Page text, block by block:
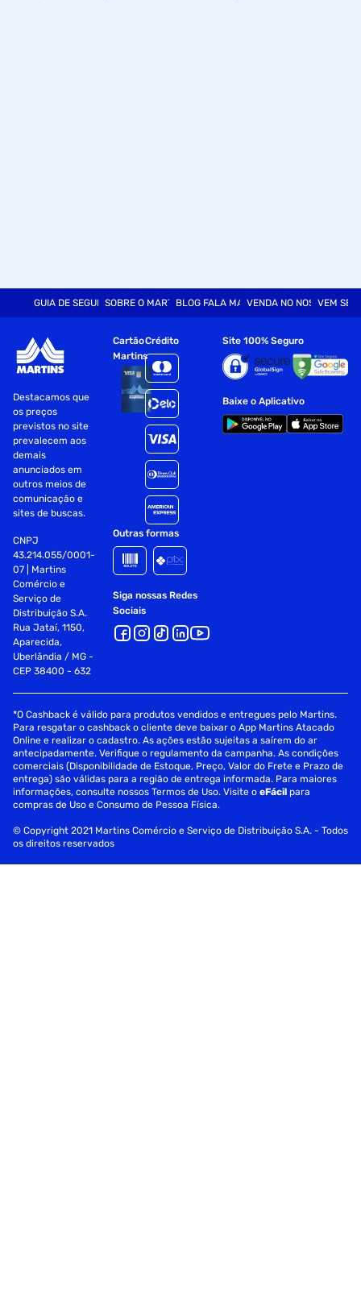
GUIA DE SEGURANÇASOBRE O MARTINSBLOG FALA MARTVENDA NO NOSSO SITE
VEM SER
Destacamos que
os preços
previstos no site
prevalecem aos
demais
anunciados em
outros meios de
comunicação e
sites de buscas.
CNPJ
43.214.055/0001-
07 | Martins
Comércio e
Serviço de
Distribuição S.A.
Rua Jataí, 1150,
Aparecida,
Uberlândia / MG -
CEP 38400 - 632
Cartão
Martins
Crédito
Outras formas
Siga nossas Redes
Sociais
Site 100% Seguro
Baixe o Aplicativo
*O Cashback é válido para produtos vendidos e entregues pelo Martins.
Para resgatar o cashback o cliente deve baixar o App Martins Atacado
Online e realizar o cadastro. As ações estão sujeitas a saírem do ar
antecipadamente. Verifique o regulamento da campanha. As condições
comerciais (Disponibilidade de Estoque, Preço, Valor do Frete e Prazo de
entrega) são válidas para a região de entrega informada. Para maiores
informações, consulte nossos Termos de Uso. Visite oeFácil para
compras de Uso e Consumo de Pessoa Física.
© Copyright 2021 Martins Comércio e Serviço de Distribuição S.A. - Todos
os direitos reservados